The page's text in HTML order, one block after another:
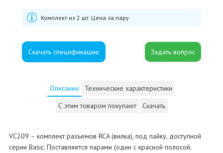
Комплект из 2 шт. Цена за пару
Скачать спецификацию
Описание
Технические характеристики
С этим товаром покупают
Скачать
VC209 – комплект разъемов RCA (вилка), под пайку, доступной
серии Basic. Поставляется парами (один с красной полосой,